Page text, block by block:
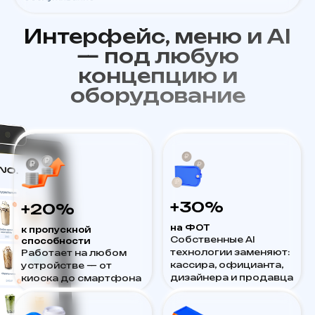
Интерфейс, меню и AI
— под любую
концепцию и
оборудование
+20%
к пропускной
способности
Работает на любом
устройстве — от
киоска до смартфона
+30%
на ФОТ
Собственные AI
технологии заменяют:
кассира, официанта,
дизайнера и продавца